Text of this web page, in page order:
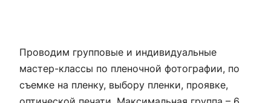
Проводим групповые и индивидуальные
мастер-классы по пленочной фотографии, по
съемке на пленку, выбору пленки, проявке,